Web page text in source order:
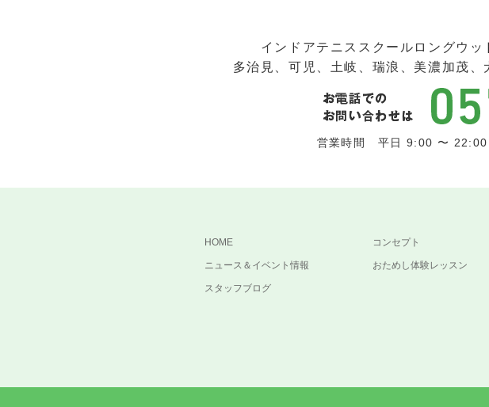
インドアテニススクールロングウッ
多治見、可児、土岐、瑞浪、美濃加茂
営業時間 平日 9:00 〜
HOME
ニュース＆イベント情報
スタッフブログ
コンセプト
おためし体験レッスン